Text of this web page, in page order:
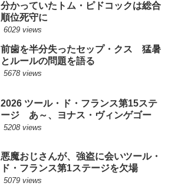
分かっていたトム・ピドコックは総合
順位死守に
6029 views
前歯を半分失ったセップ・クス 猛暑
とルールの問題を語る
5678 views
2026 ツール・ド・フランス第15ステ
ージ あ～、ヨナス・ヴィンゲゴー
5208 views
悪魔おじさんが、強盗に会いツール・
ド・フランス第1ステージを欠場
5079 views